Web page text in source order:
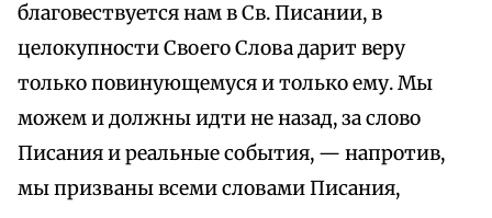
благовествуется нам в Св. Писании, в
целокупности Своего Слова дарит веру
только повинующемуся и только ему. Мы
можем и должны идти не назад, за слово
Писания и реальные события, — напротив,
мы призваны всеми словами Писания,